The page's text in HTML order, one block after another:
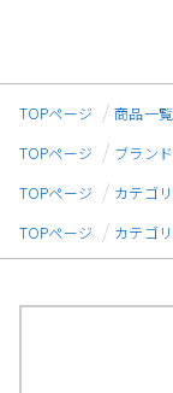
TOPページ 商品一
TOPページ
ブラン
TOPページ
カテゴ
TOPページ
カテゴ